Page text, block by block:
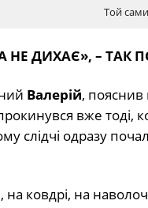
Той
НЕ ДИХАЄ», – ТАК
Валерій, пояснив
вже
слідчі одразу
на ковдрі, на